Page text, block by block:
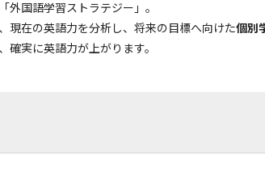
国語学習ストラテジー」。
現在の英語力を分析し、将来の目標へ向けた個別
実に英語力が上がります。